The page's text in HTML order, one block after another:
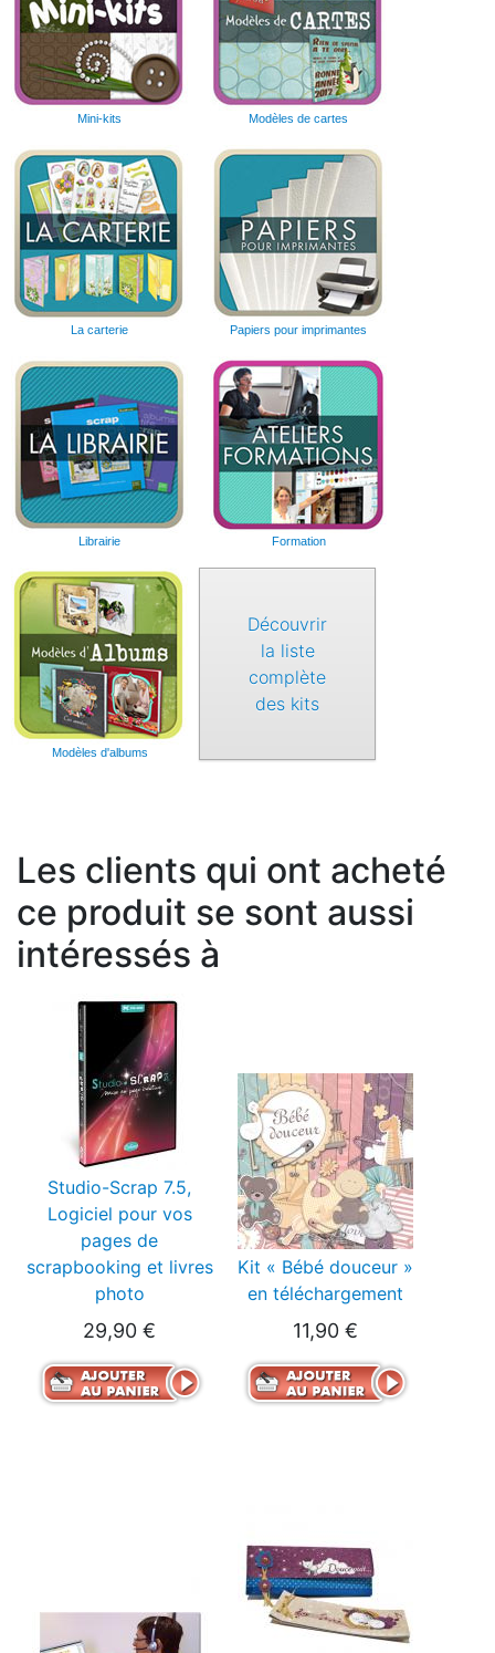
Mini-kits Modèles de cartes
La carterie Papiers pour imprimantes
Librairie Formation
Modèles d'albums
Découvrir
la liste
complète
des kits
Les clients qui ont acheté
ce produit se sont aussi
intéressés à
Studio-Scrap 7.5,
Logiciel pour vos
pages de
scrapbooking et livres
photo
29,90 €
Kit « Bébé douceur »
en téléchargement
11,90 €